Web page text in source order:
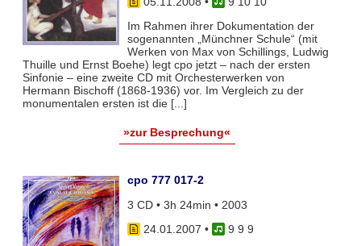
Im Rahmen ihrer Dokumentation der
sogenannten „Münchner Schule“ (mit
Werken von Max von Schillings, Ludwig
Thuille und Ernst Boehe) legt cpo jetzt – nach der ersten
Sinfonie – eine zweite CD mit Orchesterwerken von
Hermann Bischoff (1868-1936) vor. Im Vergleich zu der
monumentalen ersten ist die [...]
»zur Besprechung«
cpo 777 017-2
3 CD • 3h 24min • 2003
24.01.2007 •
9 9 9